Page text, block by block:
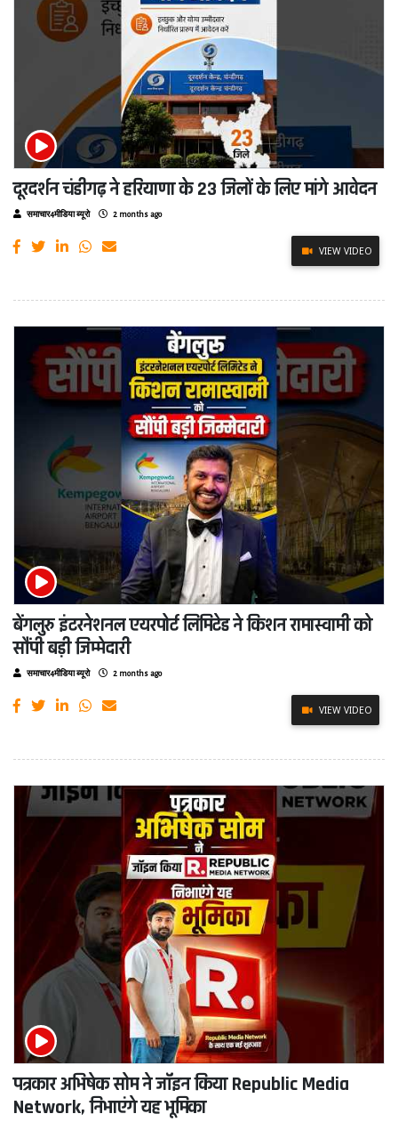
दूरदर्शन चंडीगढ़ ने हरियाणा के 23 जिलों के लिए मांगे आवेदन
समाचार4मीडिया ब्यूरो 2 months ago
VIEW VIDEO
बेंगलुरु इंटरनेशनल एयरपोर्ट लिमिटेड ने किशन रामास्वामी को
सौंपी बड़ी जिम्मेदारी
समाचार4मीडिया ब्यूरो 2 months ago
VIEW VIDEO
पत्रकार अभिषेक सोम ने जॉइन किया Republic Media
Network, निभाएंगे यह भूमिका